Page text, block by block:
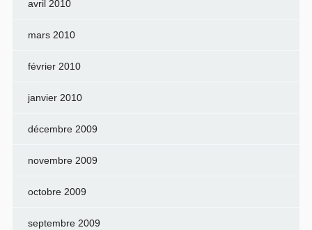
avril 2010
mars 2010
février 2010
janvier 2010
décembre 2009
novembre 2009
octobre 2009
septembre 2009